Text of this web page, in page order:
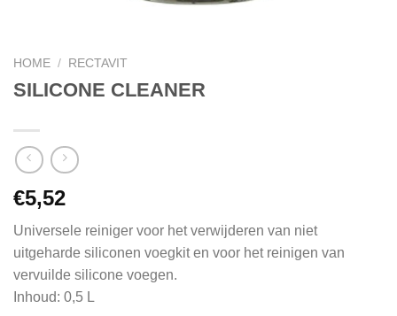
HOME / RECTAVIT
SILICONE CLEANER
€5,52
Universele reiniger voor het verwijderen van niet
uitgeharde siliconen voegkit en voor het reinigen van
vervuilde silicone voegen.
Inhoud: 0,5 L